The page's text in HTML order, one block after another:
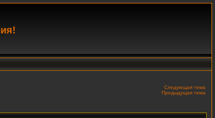
Следующая тема
Предыдущая тема